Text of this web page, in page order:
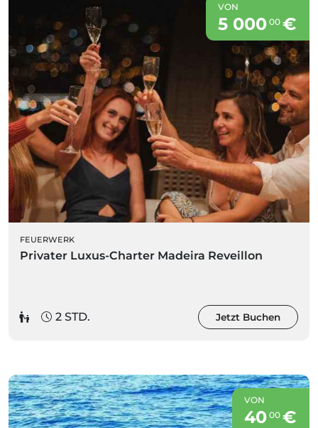
VON
5 000 00€
FEUERWERK
Privater Luxus-Charter Madeira Reveillon
2 STD. Jetzt Buchen
VON
40 00€